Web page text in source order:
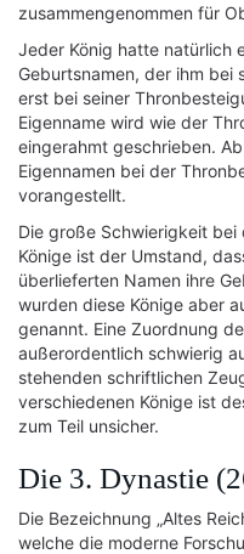
zusammengenommen für
Jeder König hatte natürlich
Geburtsnamen, der ihm bei
erst bei seiner
Eigenname wird wie der
eingerahmt geschrieben.
Eigennamen bei der
vorangestellt.
Die große Schwierigkeit
Könige ist der Umstand,
überlieferten Namen ihre
wurden diese Könige aber
genannt. Eine Zuordnung
außerordentlich schwierig
stehenden schriftlichen
verschiedenen Könige ist
zum Teil unsicher.
Die 3. Dynastie
Die Bezeichnung „Altes
welche die moderne